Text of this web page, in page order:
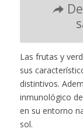
Las frutas y
sus
distintivos.
inmunológico
en su entorno
sol.